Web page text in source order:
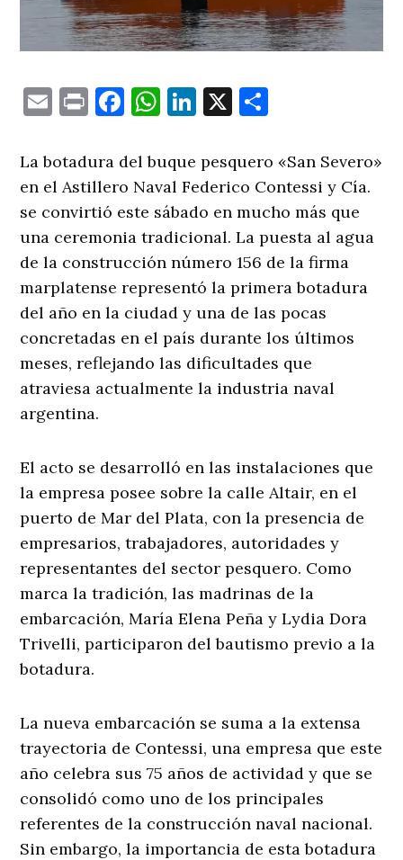
EmailPrintFacebook
WhatsApp
LinkedIn
X
La botadura del buque pesquero «San Severo»
en el Astillero Naval Federico Contessi y Cía.
se convirtió este sábado en mucho más que
una ceremonia tradicional. La puesta al agua
de la construcción número 156 de la firma
marplatense representó la primera botadura
del año en la ciudad y una de las pocas
concretadas en el país durante los últimos
meses, reflejando las dificultades que
atraviesa actualmente la industria naval
argentina.
El acto se desarrolló en las instalaciones que
la empresa posee sobre la calle Altair, en el
puerto de Mar del Plata, con la presencia de
empresarios, trabajadores, autoridades y
representantes del sector pesquero. Como
marca la tradición, las madrinas de la
embarcación, María Elena Peña y Lydia Dora
Trivelli, participaron del bautismo previo a la
botadura.
La nueva embarcación se suma a la extensa
trayectoria de Contessi, una empresa que este
año celebra sus 75 años de actividad y que se
consolidó como uno de los principales
referentes de la construcción naval nacional.
Sin embargo, la importancia de esta botadura